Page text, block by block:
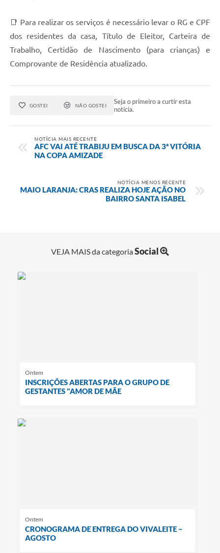
📑 Para realizar os serviços é necessário levar o RG e CPF
dos residentes da casa, Título de Eleitor, Carteira de
Trabalho, Certidão de Nascimento (para crianças) e
Comprovante de Residência atualizado.
GOSTEI NÃO GOSTEI
Seja o primeiro a curtir esta
notícia.
NOTÍCIA MAIS RECENTE
AFC VAI ATÉ TRABIJU EM BUSCA DA 3ª VITÓRIA
NA COPA AMIZADE
NOTÍCIA MENOS RECENTE
MAIO LARANJA: CRAS REALIZA HOJE AÇÃO NO
BAIRRO SANTA ISABEL
VEJA MAIS da categoriaSocial
Ontem
INSCRIÇÕES ABERTAS PARA O GRUPO DE
GESTANTES "AMOR DE MÃE
Ontem
CRONOGRAMA DE ENTREGA DO VIVALEITE –
AGOSTO